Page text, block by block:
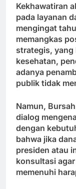
Kekhawatiran
pada layanan
mengingat
memangkas
strategis, yang
kesehatan,
adanya
publik tidak
Namun,
dialog
dengan
bahwa jika
presiden atau
konsultasi
memenuhi